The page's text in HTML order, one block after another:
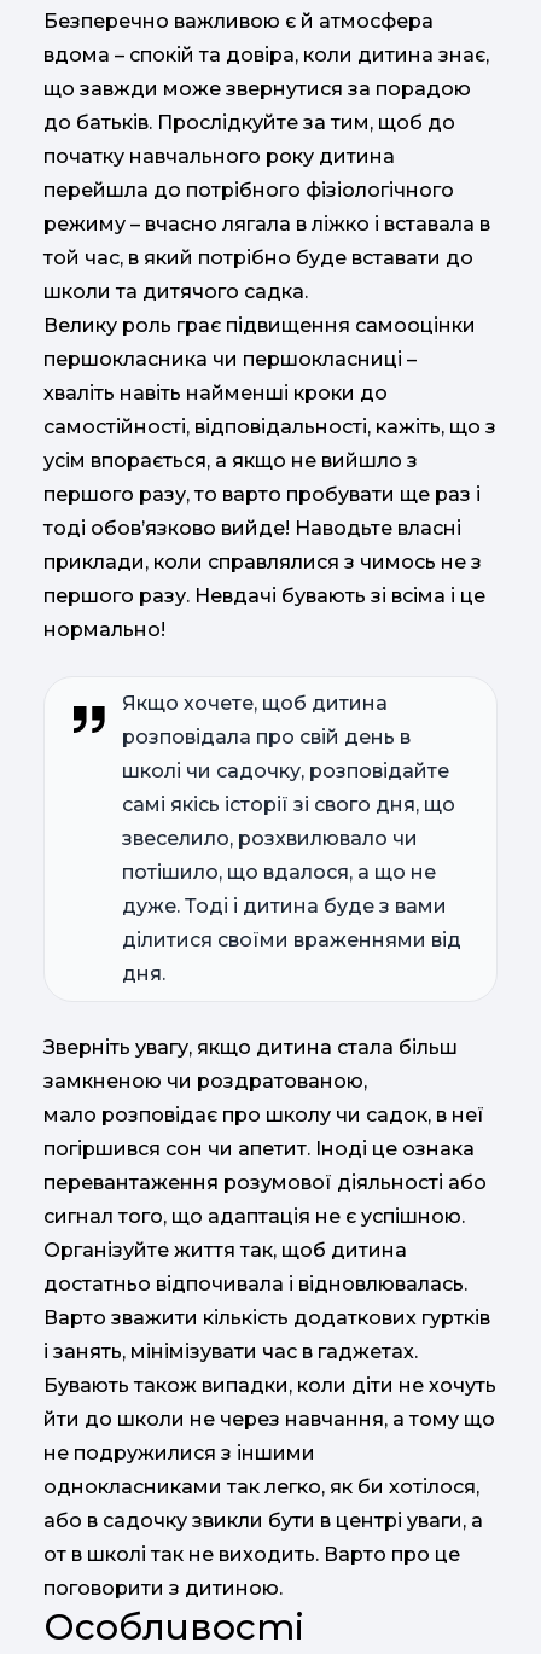
Безперечно важливою є й атмосфера
вдома – спокій та довіра, коли дитина знає,
що завжди може звернутися за порадою
до батьків. Прослідкуйте за тим, щоб до
початку навчального року дитина
перейшла до потрібного фізіологічного
режиму – вчасно лягала в ліжко і вставала в
той час, в який потрібно буде вставати до
школи та дитячого садка.
Велику роль грає підвищення самооцінки
першокласника чи першокласниці –
хваліть навіть найменші кроки до
самостійності, відповідальності, кажіть, що з
усім впорається, а якщо не вийшло з
першого разу, то варто пробувати ще раз і
тоді обов’язково вийде! Наводьте власні
приклади, коли справлялися з чимось не з
першого разу. Невдачі бувають зі всіма і це
нормально!
Якщо хочете, щоб дитина
розповідала про свій день в
школі чи садочку, розповідайте
самі якісь історії зі свого дня, що
звеселило, розхвилювало чи
потішило, що вдалося, а що не
дуже. Тоді і дитина буде з вами
ділитися своїми враженнями від
дня.
Зверніть увагу, якщо дитина стала більш
замкненою чи роздратованою,
мало розповідає про школу чи садок, в неї
погіршився сон чи апетит. Іноді це ознака
перевантаження розумової діяльності або
сигнал того, що адаптація не є успішною.
Організуйте життя так, щоб дитина
достатньо відпочивала і відновлювалась.
Варто зважити кількість додаткових гуртків
і занять, мінімізувати час в гаджетах.
Бувають також випадки, коли діти не хочуть
йти до школи не через навчання, а тому що
не подружилися з іншими
однокласниками так легко, як би хотілося,
або в садочку звикли бути в центрі уваги, а
от в школі так не виходить. Варто про це
поговорити з дитиною.
Особливості